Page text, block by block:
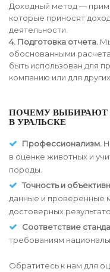
Доходный метод —
которые приносят
деятельности.
4. Подготовка отчета.
обоснованными
быть использован для
компанию или для
ПОЧЕМУ ВЫБИРАЮТ
В УРАЛЬСКЕ
Профессионализм.
в оценке животных и
породы.
Точность и
данные и проверенные
достоверных
Соответствие
требованиям
Обратитесь к нам для